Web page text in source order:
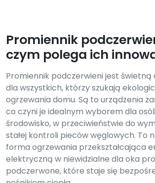
Promiennik
czym polega ich
Promiennik podczerwieni jest
dla wszystkich, którzy szukają
ogrzewania domu. Są to urządzenia
co czyni je idealnym wyborem dla
środowisko, w przeciwieństwie do
stałej kontroli pieców węglowych. To
forma ogrzewania przekształcająca
elektryczną w niewidzialne dla oka
podczerwone, które staje się